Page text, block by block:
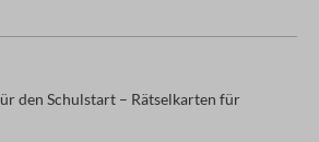
den Schulstart – Rätselkarten für